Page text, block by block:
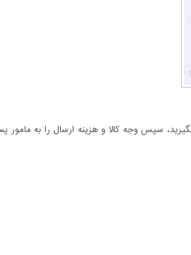
سپس وجه کالا و هزینه ارسال را به مامور